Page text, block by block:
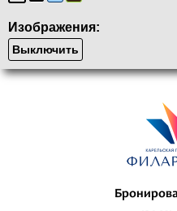
Изображения:
Выключить